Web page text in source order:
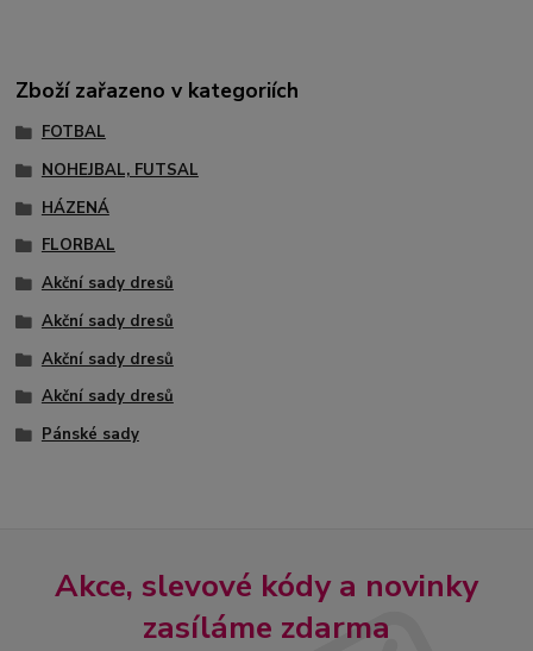
Zboží zařazeno v kategoriích
FOTBAL
NOHEJBAL, FUTSAL
HÁZENÁ
FLORBAL
Akční sady dresů
Akční sady dresů
Akční sady dresů
Akční sady dresů
Pánské sady
Akce, slevové kódy a novinky
zasíláme zdarma